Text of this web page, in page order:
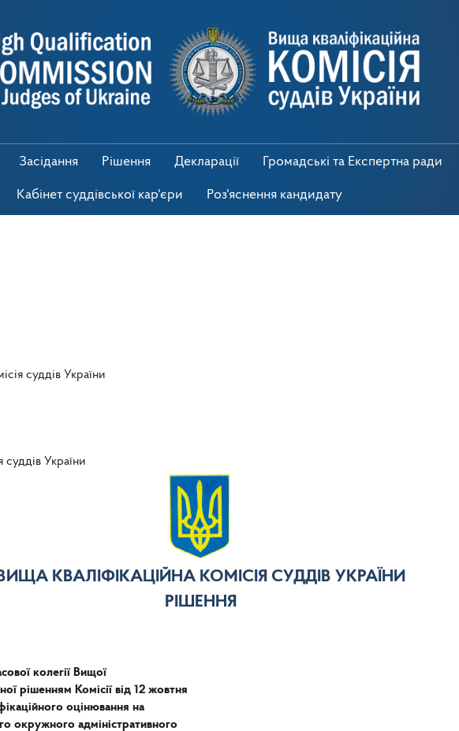
Засідання Рішення Декларації Громадські та Експертна ради
Кабінет суддівської кар'єри Роз'яснення кандидату
суддів України
суддів України
КВАЛІФІКАЦІЙНА КОМІСІЯ СУДДІВ УКРАЇНИ
РІШЕННЯ
колегії Вищої
рішенням Комісії від 12 жовтня
оцінювання на
окружного адміністративного